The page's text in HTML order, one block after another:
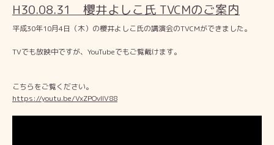
H30.08.31 櫻井よしこ氏 TVCMのご案内
平成30年10月4日（木）の櫻井よしこ氏の講演会のTVCMができました。
TVでも放映中ですが、YouTubeでもご覧戴けます。
こちらをご覧ください。
https://youtu.be/VxZPOvlIV88